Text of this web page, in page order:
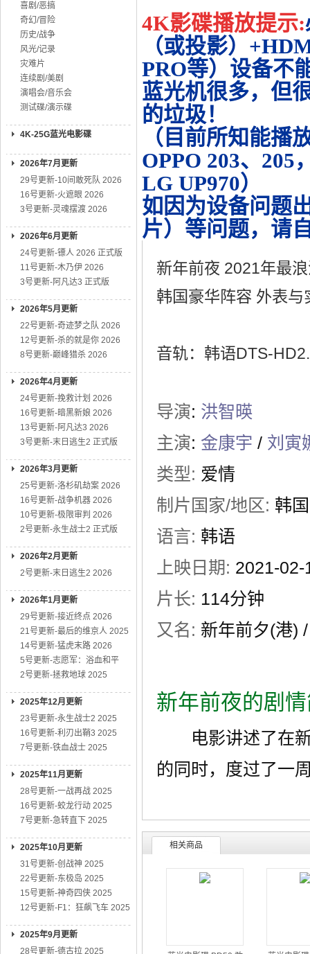
喜剧/恶搞
奇幻/冒险
历史/战争
风光/记录
灾难片
连续剧/美剧
演唱会/音乐会
测试碟/演示碟
4K-25G蓝光电影碟
2026年7月更新
29号更新-10间敢死队 2026
16号更新-火遮眼 2026
3号更新-灵魂摆渡 2026
2026年6月更新
24号更新-镖人 2026 正式版
11号更新-木乃伊 2026
3号更新-阿凡达3 正式版
2026年5月更新
22号更新-奇迹梦之队 2026
12号更新-杀的就是你 2026
8号更新-巅峰猎杀 2026
2026年4月更新
24号更新-挽救计划 2026
16号更新-暗黑新娘 2026
13号更新-阿凡达3 2026
3号更新-末日逃生2 正式版
2026年3月更新
25号更新-洛杉矶劫案 2026
16号更新-战争机器 2026
10号更新-极限审判 2026
2号更新-永生战士2 正式版
2026年2月更新
2号更新-末日逃生2 2026
2026年1月更新
29号更新-接近终点 2026
21号更新-最后的维京人 2025
14号更新-猛虎末路 2026
5号更新-志愿军：浴血和平
2号更新-拯救地球 2025
2025年12月更新
23号更新-永生战士2 2025
16号更新-利刃出鞘3 2025
7号更新-铁血战士 2025
2025年11月更新
28号更新-一战再战 2025
16号更新-蛟龙行动 2025
7号更新-急转直下 2025
2025年10月更新
31号更新-创战神 2025
22号更新-东极岛 2025
15号更新-神奇四侠 2025
12号更新-F1：狂飙飞车 2025
2025年9月更新
28号更新-德古拉 2025
4K影碟播放提示:
（或投影）
PRO等）设备不
蓝光机很多，但
的垃圾！
（目前所知能播
OPPO 203、205
LG UP970）
如因为设备问题
片）等问题，请
新年前夜 2021年最
韩国豪华阵容 外表与
音轨：韩语DTS-
导演: 洪智暎
主演: 金康宇 / 刘寅
类型: 爱情
制片国家/地区: 韩国
语言: 韩语
上映日期: 2021-02-
片长: 114分钟
又名: 新年前夕(港)
新年前夜的剧
电影讲述了在新
的同时，度过了一
相关商品